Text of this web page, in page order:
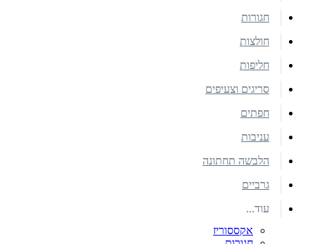
חגורות
חולצות
חליפות
סריגים וצעיפים
חפתים
עניבות
הלבשה תחתונה
גרביים
עוד...
אקססוריז